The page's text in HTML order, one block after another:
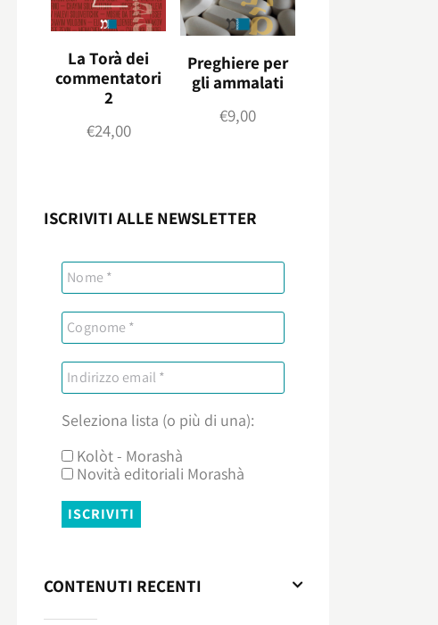
La Torà dei
commentatori
2
€24,00
Preghiere per
gli ammalati
€9,00
ISCRIVITI ALLE NEWSLETTER
Seleziona lista (o più di una):
Kolòt - Morashà
Novità editoriali Morashà
CONTENUTI RECENTI